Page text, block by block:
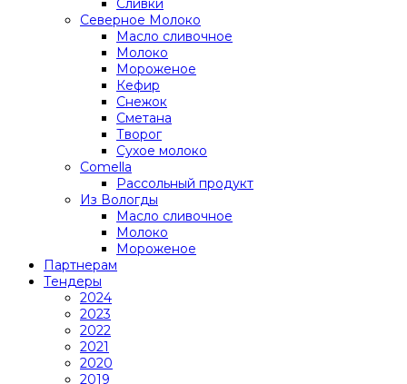
Сливки
Северное Молоко
Масло сливочное
Молоко
Мороженое
Кефир
Снежок
Сметана
Творог
Сухое молоко
Comеlla
Рассольный продукт
Из Вологды
Масло сливочное
Молоко
Мороженое
Партнерам
Тендеры
2024
2023
2022
2021
2020
2019